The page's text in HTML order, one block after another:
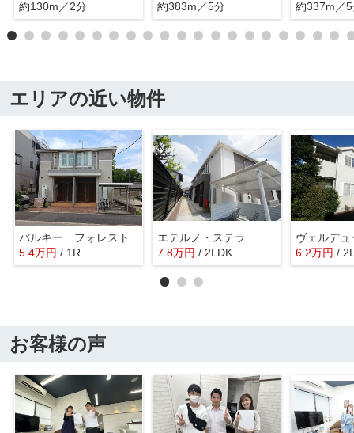
約130m／2分
約383m／5分
約337m／
エリアの近い物件
バルキー フォレスト
5.4万円 / 1R
エテルノ・ステラ
7.8万円 / 2LDK 6.2万円 /
お客様の声